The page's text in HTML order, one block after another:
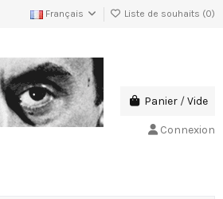
Français Liste de souhaits (0)
Panier /Vide
Connexion